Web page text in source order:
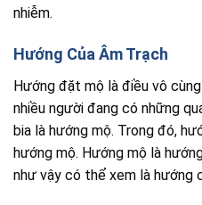
nhiễm.
Hướng Của Âm Trạch
Hướng đặt mộ là điều vô
nhiều người đang có những
bia là hướng mộ. Trong đó,
hướng mộ. Hướng mộ là
như vậy có thể xem là hướng